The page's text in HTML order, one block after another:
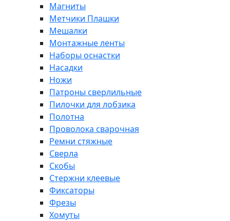
Магниты
Метчики Плашки
Мешалки
Монтажные ленты
Наборы оснастки
Насадки
Ножи
Патроны сверлильные
Пилочки для лобзика
Полотна
Проволока сварочная
Ремни стяжные
Сверла
Скобы
Стержни клеевые
Фиксаторы
Фрезы
Хомуты